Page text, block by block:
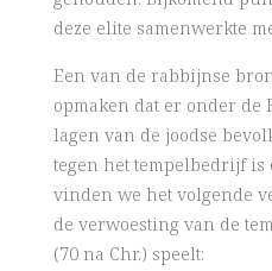
deze elite samenwerkte
Een van de rabbijnse
opmaken dat er onder de
lagen van de joodse
tegen het tempelbedrijf is
vinden we het volgende
de verwoesting van de
(70 na Chr.) speelt: